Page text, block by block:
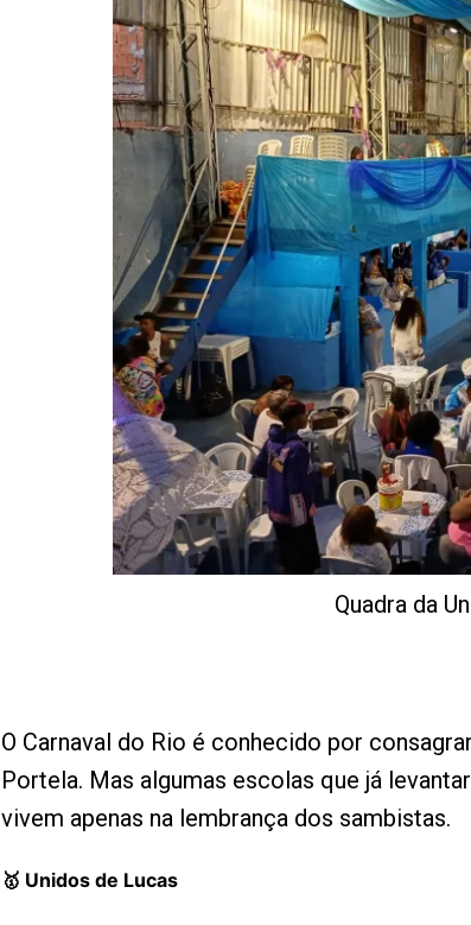
Quadra da
O Carnaval do Rio é conhecido por
Portela. Mas algumas escolas que já
vivem apenas na lembrança dos sambistas.
🥇 Unidos de Lucas